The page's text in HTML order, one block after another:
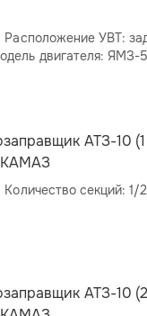
АТЗ-10 (1
КАМАЗ
Количество секций:
АТЗ-10